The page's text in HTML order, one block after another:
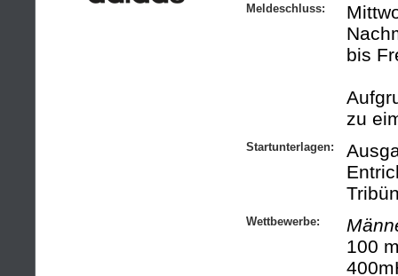
Meldeschluss:
bis
zu
Startunterlagen:
Wettbewerbe:
100